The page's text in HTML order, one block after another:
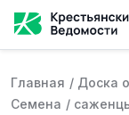
Главная / Доска
Семена /